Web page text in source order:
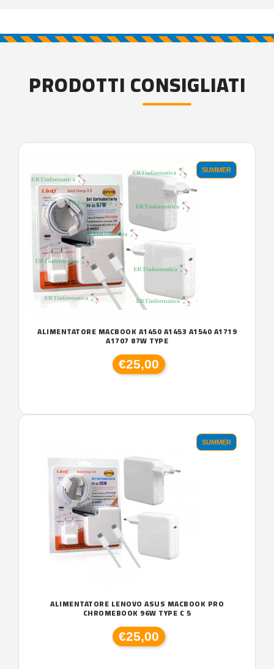
PRODOTTI CONSIGLIATI
SUMMER
ALIMENTATORE MACBOOK A1450 A1453 A1540 A1719
A1707 87W TYPE
€25,00
SUMMER
ALIMENTATORE LENOVO ASUS MACBOOK PRO
CHROMEBOOK 96W TYPE C 5
€25,00